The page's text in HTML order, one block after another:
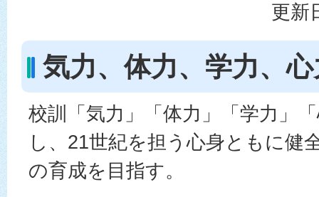
更新
気力、体力、学力、
校訓「気力」「体力」「学力」
し、21世紀を担う心身ともに健
の育成を目指す。